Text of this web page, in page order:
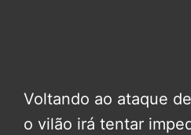
Voltando ao ataque
o vilão irá tentar